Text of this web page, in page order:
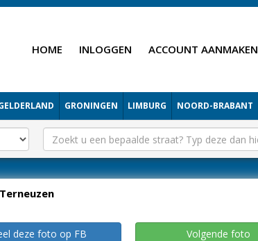
HOME INLOGGEN ACCOUNT AANMAKEN
GRONINGEN LIMBURG NOORD-BRABANT
Terneuzen
deze foto op FB Volgende foto